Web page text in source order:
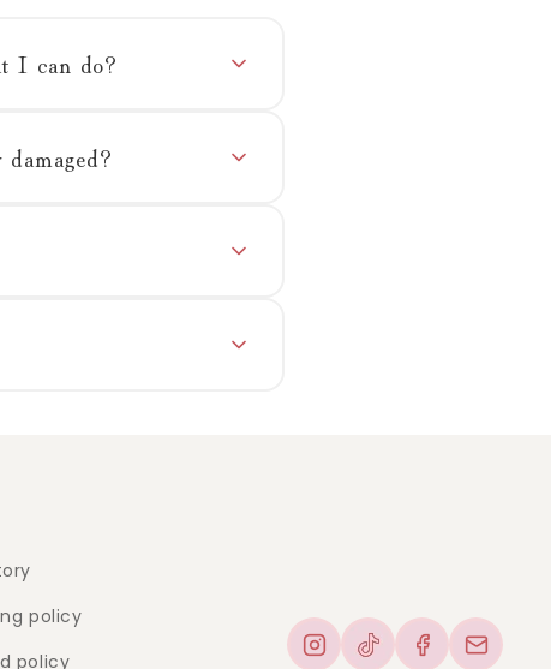
I can do?
policy
policy